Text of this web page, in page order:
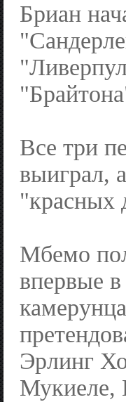
Бриан
Все три
выиграл,
"красных
Мбемо
впервые
Эрлинг
Мукиеле,